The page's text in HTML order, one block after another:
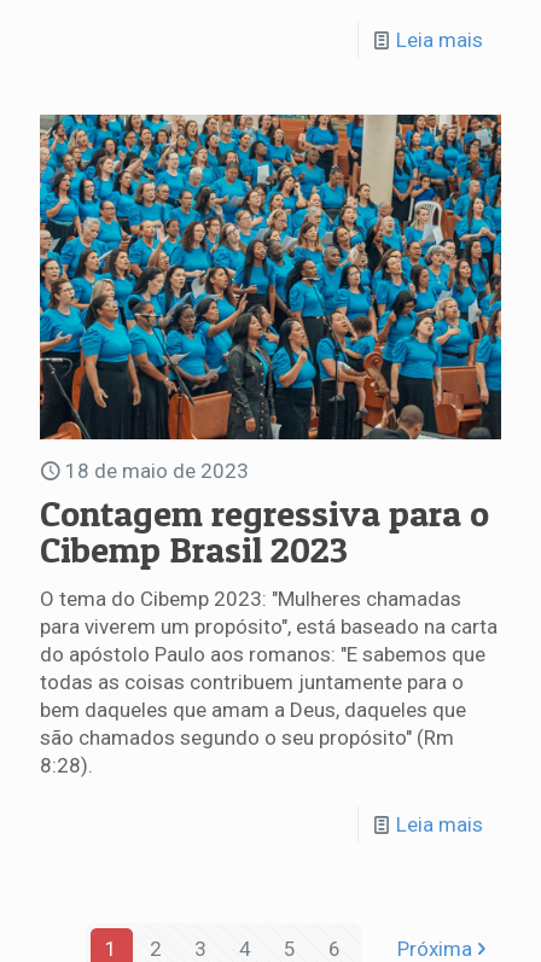
Leia mais
18 de maio de 2023
Contagem regressiva para o
Cibemp Brasil 2023
O tema do Cibemp 2023: "Mulheres chamadas
para viverem um propósito", está baseado na carta
do apóstolo Paulo aos romanos: "E sabemos que
todas as coisas contribuem juntamente para o
bem daqueles que amam a Deus, daqueles que
são chamados segundo o seu propósito" (Rm
8:28).
Leia mais
1 2 3 4 5 6 Próxima